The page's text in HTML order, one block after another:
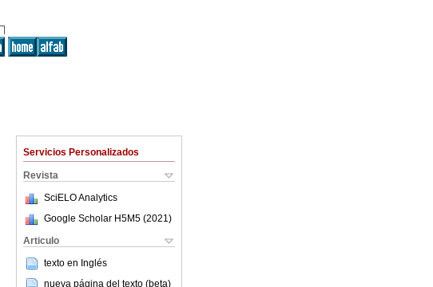
Servicios Personalizados
Revista
SciELO Analytics
Google Scholar H5M5 (2021 )
Articulo
texto en Inglés
nueva página del texto (beta)